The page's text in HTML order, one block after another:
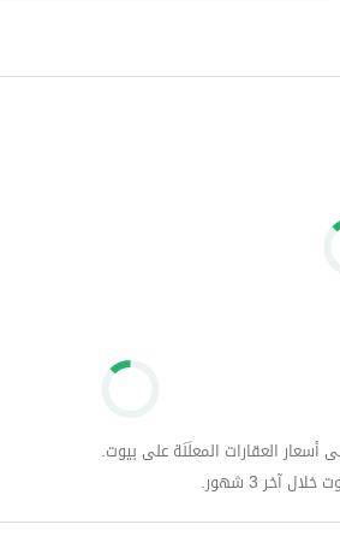
أسعار العقارات المعلَنَة على بيوت.
آخر 3 شهور.